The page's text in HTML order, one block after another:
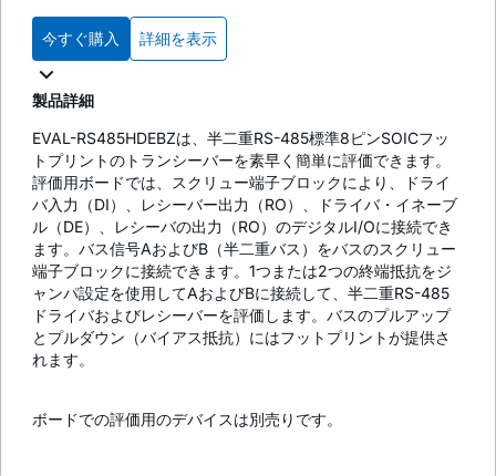
今すぐ購入 詳細を表示
製品詳細
EVAL-RS485HDEBZは、半二重RS-485標準8ピンSOICフッ
トプリントのトランシーバーを素早く簡単に評価できます。
評価用ボードでは、スクリュー端子ブロックにより、ドライ
バ入力（DI）、レシーバー出力（RO）、ドライバ・イネーブ
ル（DE）、レシーバの出力（RO）のデジタルI/Oに接続でき
ます。バス信号AおよびB（半二重バス）をバスのスクリュー
端子ブロックに接続できます。1つまたは2つの終端抵抗をジ
ャンパ設定を使用してAおよびBに接続して、半二重RS-485
ドライバおよびレシーバーを評価します。バスのプルアップ
とプルダウン（バイアス抵抗）にはフットプリントが提供さ
れます。
ボードでの評価用のデバイスは別売りです。